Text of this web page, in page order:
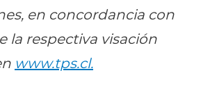
en concordancia con
la respectiva visación
www.tps.cl.